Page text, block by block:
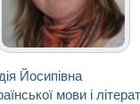
Йосипівна
мови і